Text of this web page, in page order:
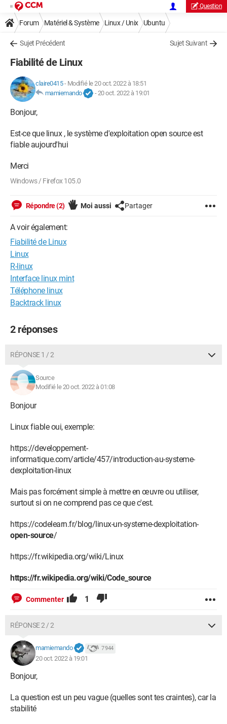
Question
Forum Matériel & Système Linux / Unix Ubuntu
Sujet Précédent Sujet Suivant
Fiabilité de Linux
claire0415- Modifié le 20 oct. 2022 à 18:51
mamiemando
-20 oct. 2022 à 19:01
Bonjour,
Est-ce que linux , le système d'exploitation open source est
fiable aujourd'hui
Merci
Windows / Firefox 105.0
Répondre (2) Moi aussi Partager
A voir également:
Fiabilité de Linux
Linux
R-linux
Interface linux mint
Téléphone linux
Backtrack linux
2 réponses
RÉPONSE 1 / 2
Source
Modifié le 20 oct. 2022 à 01:08
Bonjour
Linux fiable oui, exemple:
https://developpement-
informatique.com/article/457/introduction-au-systeme-
dexploitation-linux
Mais pas forcément simple à mettre en œuvre ou utiliser,
surtout si on ne comprend pas ce que c'est.
https://codelearn.fr/blog/linux-un-systeme-dexploitation-
open-source/
https://fr.wikipedia.org/wiki/Linux
https://fr.wikipedia.org/wiki/Code_source
Commenter 1
RÉPONSE 2 / 2
mamiemando 7 944
20 oct. 2022 à 19:01
Bonjour,
La question est un peu vague (quelles sont tes craintes), car la
stabilité